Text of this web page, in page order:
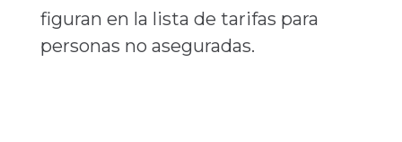
figuran en la lista de tarifas para
personas no aseguradas.